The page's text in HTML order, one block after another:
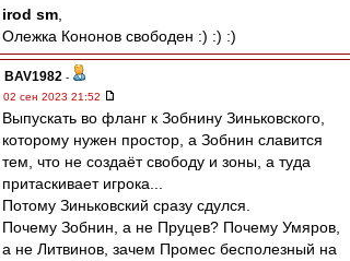
irod sm
Олежка Кононов свободен :) :) :)
BAV1982 -
02 сен 2023 21:52
Выпускать во фланг к Зобнину Зиньковского,
которому нужен простор, а Зобнин славится
тем, что не создаёт свободу и зоны, а туда
притаскивает игрока...
Потому Зиньковский сразу сдулся.
Почему Зобнин, а не Пруцев? Почему Умяров,
а не Литвинов, зачем Промес бесполезный на